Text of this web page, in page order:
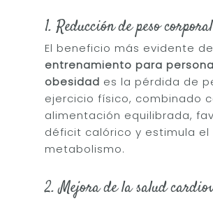
1. Reducción de peso corporal
El beneficio más evidente
entrenamiento para
obesidad es la pérdida de
ejercicio físico, combinado
alimentación equilibrada,
déficit calórico y estimula el
metabolismo.
2. Mejora de la salud